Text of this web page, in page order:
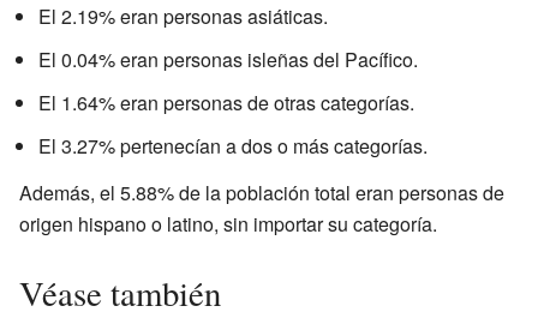
El 2.19% eran personas asiáticas.
El 0.04% eran personas isleñas del Pacífico.
El 1.64% eran personas de otras categorías.
El 3.27% pertenecían a dos o más categorías.
Además, el 5.88% de la población total eran personas de
origen hispano o latino, sin importar su categoría.
Véase también